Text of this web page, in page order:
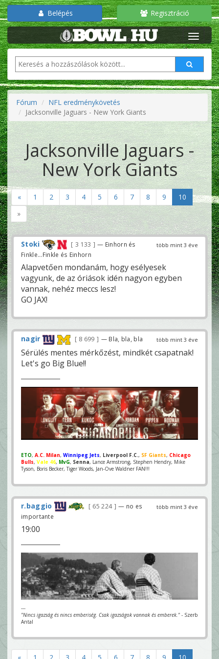
Belépés Regisztráció
Fórum
NFL eredménykövetés
Jacksonville Jaguars - New York Giants
Jacksonville Jaguars -
New York Giants
« 1 2 3 4 5 6 7 8 9
10
»
több mint 3 éve
Stoki 3 133
— Einhorn és
Finkle...Finkle és Einhorn
Alapvetően mondanám, hogy esélyesek
vagyunk, de az óriások idén nagyon egyben
vannak, nehéz meccs lesz!
GO JAX!
több mint 3 éve
nagir 8 699 — Bla, bla, bla
Sérülés mentes mérkőzést, mindkét csapatnak!
Let's go Big Blue!!
ETO, A.C. Milan, Winnipeg Jets, Liverpool F.C., SF Giants, Chicago
Bulls, Vale 46, MvG, Senna, Lance Armstrong, Stephen Hendry, Mike
Tyson, Boris Becker, Tiger Woods, Jan-Ove Waldner FAN!!!
több mint 3 éve
r.baggio 65 224
— no es
importante
19:00
---
"Nincs igazság és nincs emberiség. Csak igazságok vannak és emberek." - Szerb
Antal
« 1 2 3 4 5 6 7 8 9 10